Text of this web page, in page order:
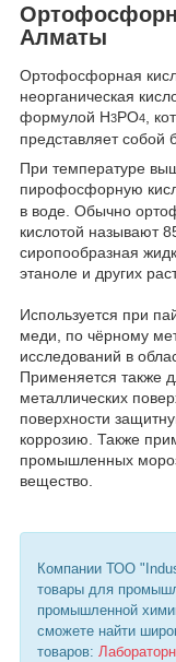
Алматы
Ортофосфорная
неорганическая
формулой H3PO4,
представляет собой
При температуре
пирофосфорную
в воде. Обычно
кислотой называют
сиропообразная
этаноле и других
Используется при
меди, по чёрному
исследований в
Применяется также
металлических
поверхности
коррозию. Также
промышленных
вещество.
Компании ТОО
товары для
промышленной
сможете найти
товаров: